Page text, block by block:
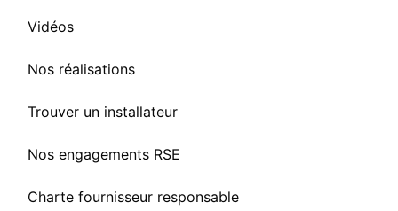
Vidéos
Nos réalisations
Trouver un installateur
Nos engagements RSE
Charte fournisseur responsable